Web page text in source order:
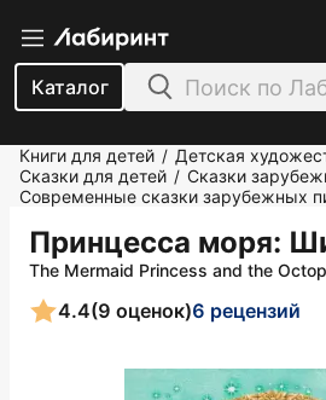
Каталог
Книги для детей / Детская
Сказки для детей / Сказки
Современные сказки зарубежных
Принцесса моря:
The Mermaid Princess and the
4.4(9 оценок)6 рецензий